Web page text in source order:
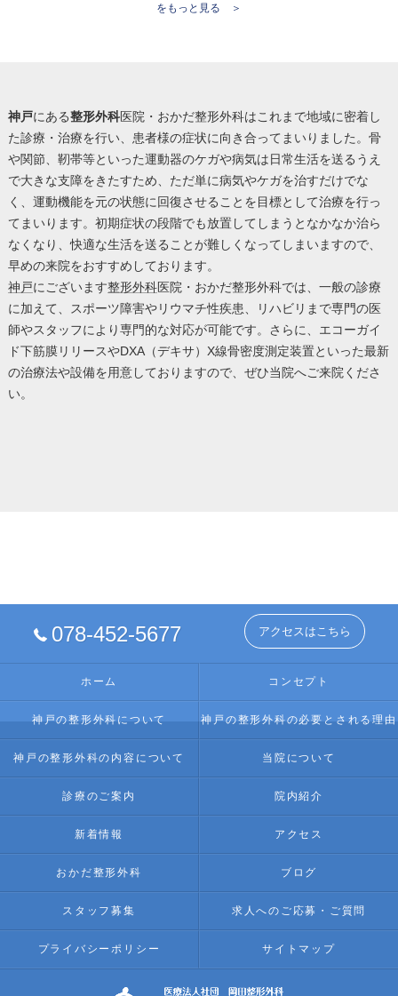
をもっと見る ＞
神戸にある整形外科医院・おかだ整形外科はこれまで地域に密着し
た診療・治療を行い、患者様の症状に向き合ってまいりました。骨
や関節、靭帯等といった運動器のケガや病気は日常生活を送るうえ
で大きな支障をきたすため、ただ単に病気やケガを治すだけでな
く、運動機能を元の状態に回復させることを目標として治療を行っ
てまいります。初期症状の段階でも放置してしまうとなかなか治ら
なくなり、快適な生活を送ることが難しくなってしまいますので、
早めの来院をおすすめしております。
神戸にございます整形外科医院・おかだ整形外科では、一般の診療
に加えて、スポーツ障害やリウマチ性疾患、リハビリまで専門の医
師やスタッフにより専門的な対応が可能です。さらに、エコーガイ
ド下筋膜リリースやDXA（デキサ）X線骨密度測定装置といった最新
の治療法や設備を用意しておりますので、ぜひ当院へご来院くださ
い。
078-452-5677 アクセスはこちら
ホーム コンセプト
神戸の整形外科について 神戸の整形外科の必要とされる理由
神戸の整形外科の内容について 当院について
診療のご案内 院内紹介
新着情報 アクセス
おかだ整形外科 ブログ
スタッフ募集 求人へのご応募・ご質問
プライバシーポリシー サイトマップ